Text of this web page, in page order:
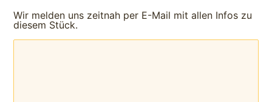
Wir melden uns zeitnah per E-Mail mit allen Infos zu
diesem Stück.